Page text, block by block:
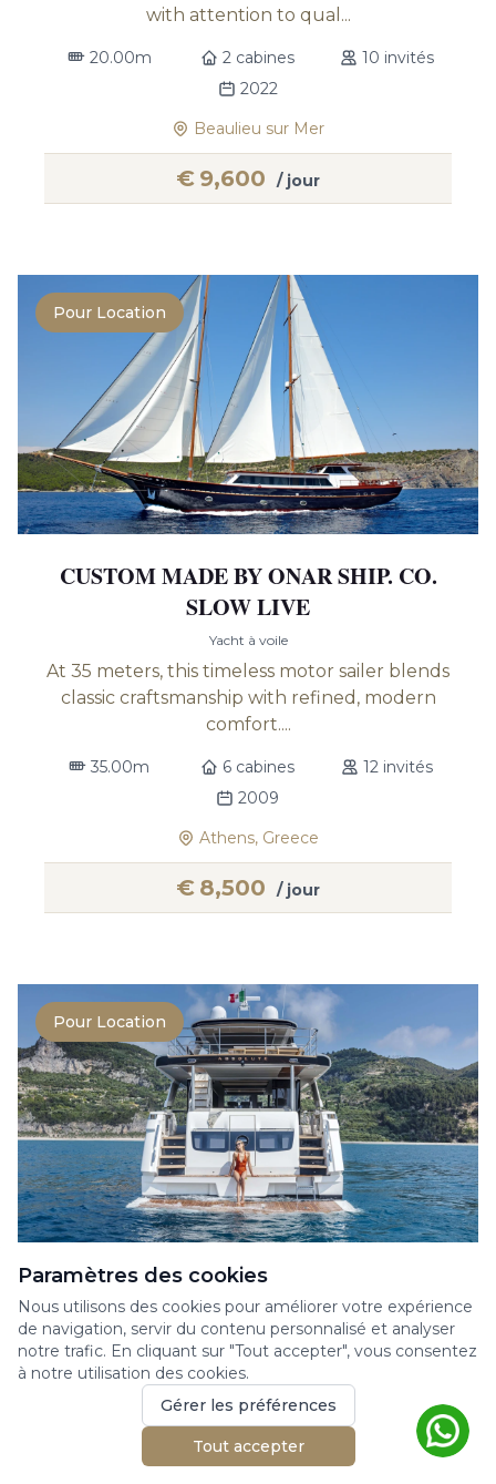
with attention to qual...
20.00m 2 cabines
10 invités
2022
Beaulieu sur Mer
€ 9,600 / jour
Pour Location
CUSTOM MADE BY ONAR SHIP. CO.
SLOW LIVE
Yacht à voile
At 35 meters, this timeless motor sailer blends
classic craftsmanship with refined, modern
comfort....
35.00m 6 cabines
12 invités
2009
Athens, Greece
€ 8,500 / jour
Pour Location
ABSOLUTE NAVETTA 68
Yacht à moteur
Motor Yacht Navetta 68 en charter sur la
Côte d’Azur. Ce yacht de 20,5 mètres de long
a été constru...
4 cabines
10 invités
Paramètres des cookies
Nous utilisons des cookies pour améliorer votre expérience
de navigation, servir du contenu personnalisé et analyser
notre trafic. En cliquant sur "Tout accepter", vous consentez
à notre utilisation des cookies.
Gérer les préférences
Tout accepter